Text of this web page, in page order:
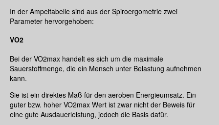
In der Ampeltabelle sind aus der Spiroergometrie zwei
Parameter hervorgehoben:
VO2
Bei der VO2max handelt es sich um die maximale
Sauerstoffmenge, die ein Mensch unter Belastung aufnehmen
kann.
Sie ist ein direktes Maß für den aeroben Energieumsatz. Ein
guter bzw. hoher VO2max Wert ist zwar nicht der Beweis für
eine gute Ausdauerleistung, jedoch die Basis dafür.